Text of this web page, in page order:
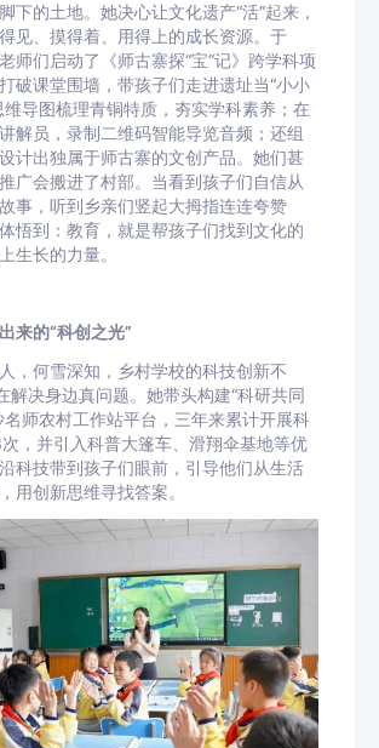
下的土地。她决心让文化遗产“活”起来，
见、摸得着、用得上的成长资源。于
师们启动了《师古寨探“宝”记》跨学科项
破课堂围墙，带孩子们走进遗址当“小小
维导图梳理青铜特质，夯实学科素养；在
解员，录制二维码智能导览音频；还组
计出独属于师古寨的文创产品。她们甚
广会搬进了村部。当看到孩子们自信从
事，听到乡亲们竖起大拇指连连夸赞
悟到：教育，就是帮孩子们找到文化的
生长的力量。
来的“科创之光”
，何雪深知，乡村学校的科技创新不
解决身边真问题。她带头构建“科研共同
名师农村工作站平台，三年来累计开展科
，并引入科普大篷车、滑翔伞基地等优
科技带到孩子们眼前，引导他们从生活
用创新思维寻找答案。